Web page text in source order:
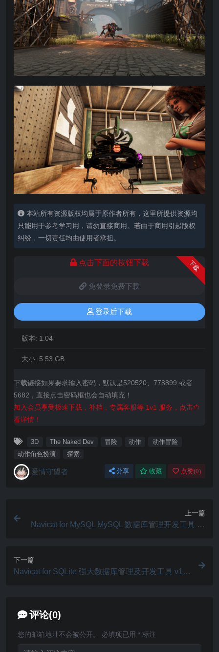
本站所有资源版权均属于原作者所有，这里所提供资源均
只能用于参考学习用，请勿直接商用。若由于商用引起版权
纠纷，一切责任均由使用者承担。
下载
点击下面的按钮下载
免登录免费下载
登录后下载
版本: 1.04
大小: 5.53 GB
下载链接如果要求输入密码，默认是520520、778899 或者
5682，直接点击密码框也会自动填充！
加入会员享受极速下载，补档，专属客服等 1v1 服务，点击查
看详情！
3D The Naked Dev 冒险 动作
动作冒险
动作角色扮演
探索
爱情守望者 分享 收藏 点赞(0)
上一篇
Navicat for MySQL MySQL 数据库管理开发工具 v1
下一篇
Navicat for SQLite 强大数据库管理及开发工具 v17.
评论(0)
您的邮箱地址不会被公开。 必填项已用 * 标注